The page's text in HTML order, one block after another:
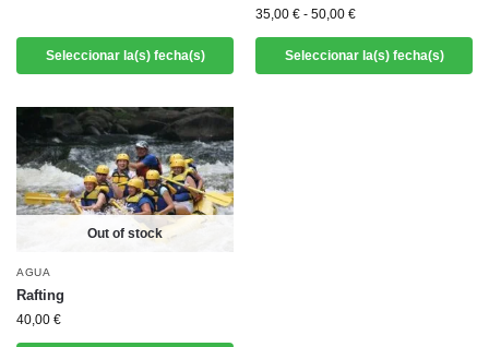
Seleccionar la(s) fecha(s)
35,00 € - 50,00 €
Seleccionar la(s) fecha(s)
Out of stock
AGUA
Rafting
40,00 €